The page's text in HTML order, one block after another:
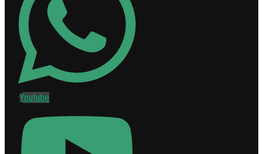
Youtube